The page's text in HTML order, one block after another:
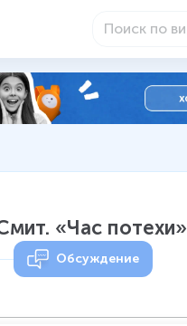
«Час потехи»
Обсуждение